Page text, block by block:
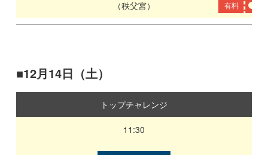
秩父宮 有料
12月14日（土）
トップチャレンジ
11:30